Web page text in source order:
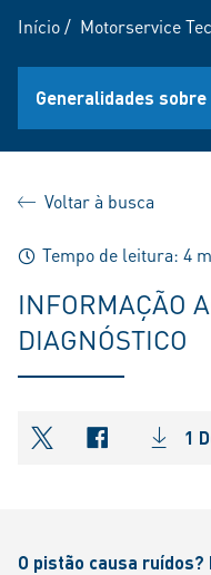
Início/ Motorservice
Generalidades
Voltar à busca
Tempo de leitura: 4
INFORMAÇÃO
DIAGNÓSTICO
shareOntwitter
O pistão causa